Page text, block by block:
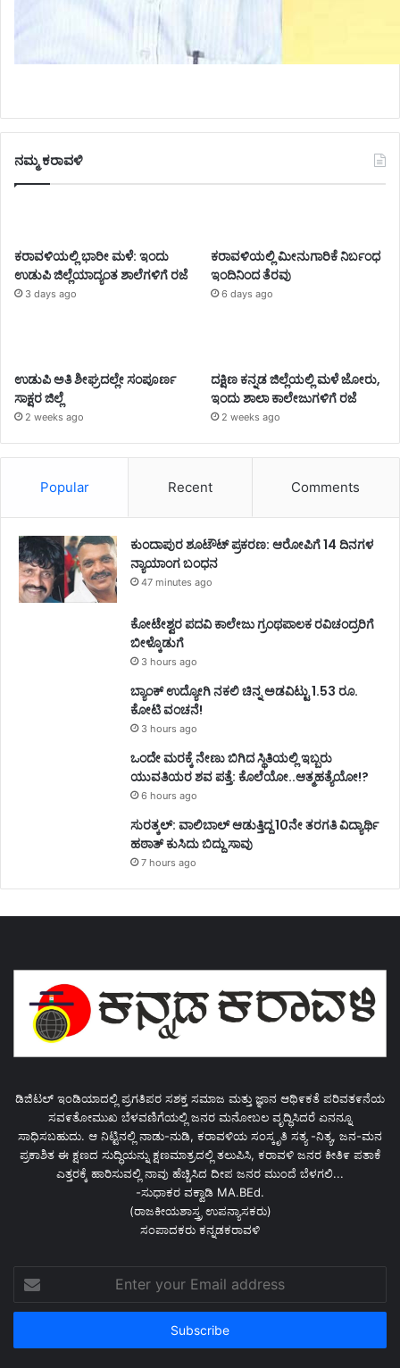
ನಮ್ಮ ಕರಾವಳಿ
ಕರಾವಳಿಯಲ್ಲಿ ಭಾರೀ ಮಳೆ: ಇಂದು
ಉಡುಪಿ ಜಿಲ್ಲೆಯಾದ್ಯಂತ ಶಾಲೆಗಳಿಗೆ ರಜೆ
3 days ago
ಕರಾವಳಿಯಲ್ಲಿ ಮೀನುಗಾರಿಕೆ ನಿರ್ಬಂಧ
ಇಂದಿನಿಂದ ತೆರವು
6 days ago
ಉಡುಪಿ ಅತಿ ಶೀಘ್ರದಲ್ಲೇ ಸಂಪೂರ್ಣ
ಸಾಕ್ಷರ ಜಿಲ್ಲೆ
2 weeks ago
ದಕ್ಷಿಣ ಕನ್ನಡ ಜಿಲ್ಲೆಯಲ್ಲಿ ಮಳೆ ಜೋರು,
ಇಂದು ಶಾಲಾ ಕಾಲೇಜುಗಳಿಗೆ ರಜೆ
2 weeks ago
Popular Recent Comments
ಕುಂದಾಪುರ ಶೂಟೌಟ್ ಪ್ರಕರಣ: ಆರೋಪಿಗೆ 14 ದಿನಗಳ
ನ್ಯಾಯಾಂಗ ಬಂಧನ
47 minutes ago
ಕೋಟೇಶ್ವರ ಪದವಿ ಕಾಲೇಜು ಗ್ರಂಥಪಾಲಕ ರವಿಚಂದ್ರರಿಗೆ
ಬೀಳ್ಕೊಡುಗೆ
3 hours ago
ಬ್ಯಾಂಕ್ ಉದ್ಯೋಗಿ ನಕಲಿ ಚಿನ್ನ ಅಡವಿಟ್ಟು 1.53 ರೂ.
ಕೋಟಿ ವಂಚನೆ!
3 hours ago
ಒಂದೇ ಮರಕ್ಕೆ ನೇಣು ಬಿಗಿದ ಸ್ಥಿತಿಯಲ್ಲಿ ಇಬ್ಬರು
ಯುವತಿಯರ ಶವ ಪತ್ತೆ: ಕೊಲೆಯೋ..ಆತ್ಮಹತ್ಯೆಯೋ!?
6 hours ago
ಸುರತ್ಕಲ್: ವಾಲಿಬಾಲ್ ಆಡುತ್ತಿದ್ದ 10ನೇ ತರಗತಿ ವಿದ್ಯಾರ್ಥಿ
ಹಠಾತ್ ಕುಸಿದು ಬಿದ್ದು ಸಾವು
7 hours ago
ಡಿಜಿಟಲ್ ಇಂಡಿಯಾದಲ್ಲಿ ಪ್ರಗತಿಪರ ಸಶಕ್ತ ಸಮಾಜ ಮತ್ತು ಜ್ಞಾನ ಆಥಿ೯ಕತೆ ಪರಿವತ೯ನೆಯ
ಸವ೯ತೋಮುಖ ಬೆಳವಣಿಗೆಯಲ್ಲಿ ಜನರ ಮನೋಬಲ ವೃದ್ಧಿಸಿದರೆ ಏನನ್ನೂ
ಸಾಧಿಸಬಹುದು. ಆ ನಿಟ್ಟಿನಲ್ಲಿ ನಾಡು-ನುಡಿ, ಕರಾವಳಿಯ ಸಂಸ್ಕೃತಿ ಸತ್ಯ -ನಿತ್ಯ, ಜನ-ಮನ
ಪ್ರಕಾಶಿತ ಈ ಕ್ಷಣದ ಸುದ್ಧಿಯನ್ನು ಕ್ಷಣಮಾತ್ರದಲ್ಲಿ ತಲುಪಿಸಿ, ಕರಾವಳಿ ಜನರ ಕೀತಿ೯ ಪತಾಕೆ
ಎತ್ತರಕ್ಕೆ ಹಾರಿಸುವಲ್ಲಿ ನಾವು ಹೆಚ್ಚಿಸಿದ ದೀಪ ಜನರ ಮುಂದೆ ಬೆಳಗಲಿ...
-ಸುಧಾಕರ ವಕ್ವಾಡಿ MA.BEd.
(ರಾಜಕೀಯಶಾಸ್ತ್ರ ಉಪನ್ಯಾಸಕರು)
ಸಂಪಾದಕರು ಕನ್ನಡಕರಾವಳಿ
your
Email